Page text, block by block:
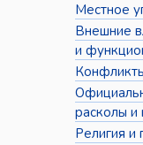
Местное
Внешние
и
расколы
Религия и